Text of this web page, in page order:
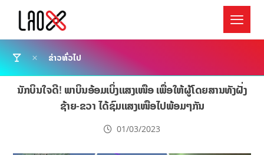
ຂ່າວທົ່ວໄປ
ນັກບິນໃຈດີ! ພາບິນອ້ອມເບິ່ງແສງເໜືອ ເພື່ອໃຫ້ຜູ້ໂດຍສານທັງຝັ່ງ
ຊ້າຍ-ຂວາ ໄດ້ຊົມແສງເໜືອໄປພ້ອມໆກັນ
01/03/2023